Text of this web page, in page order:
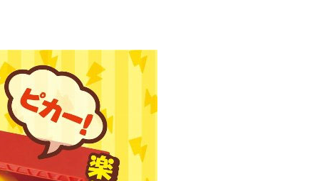
11取貨
，滿NT$999(含以上)免運費
，滿NT$999(含以上)免運費